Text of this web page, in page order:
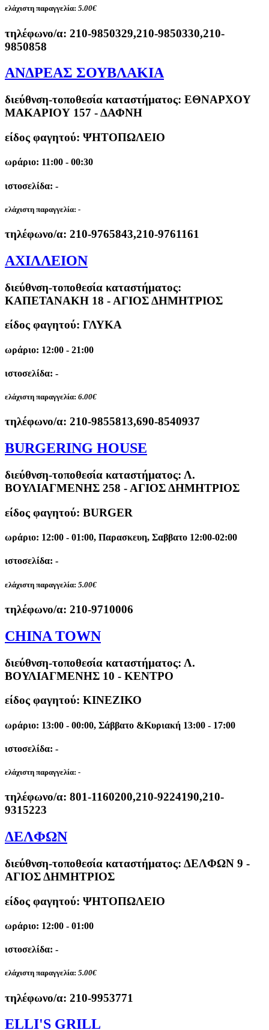
ελάχιστη παραγγελία: 5.00€
τηλέφωνο/α: 210-9850329,210-9850330,210-
9850858
ΑΝΔΡΕΑΣ ΣΟΥΒΛΑΚΙΑ
διεύθνση-τοποθεσία καταστήματος: ΕΘΝΑΡΧΟΥ
ΜΑΚΑΡΙΟΥ 157 - ΔΑΦΝΗ
είδος φαγητού: ΨΗΤΟΠΩΛΕΙΟ
ωράριο: 11:00 - 00:30
ιστοσελίδα: -
ελάχιστη παραγγελία: -
τηλέφωνο/α: 210-9765843,210-9761161
ΑΧΙΛΛΕΙΟΝ
διεύθνση-τοποθεσία καταστήματος:
ΚΑΠΕΤΑΝΑΚΗ 18 - ΑΓΙΟΣ ΔΗΜΗΤΡΙΟΣ
είδος φαγητού: ΓΛΥΚΑ
ωράριο: 12:00 - 21:00
ιστοσελίδα: -
ελάχιστη παραγγελία: 6.00€
τηλέφωνο/α: 210-9855813,690-8540937
BURGERING HOUSE
διεύθνση-τοποθεσία καταστήματος: Λ.
ΒΟΥΛΙΑΓΜΕΝΗΣ 258 - ΑΓΙΟΣ ΔΗΜΗΤΡΙΟΣ
είδος φαγητού: BURGER
ωράριο: 12:00 - 01:00, Παρασκευη, Σαββατο 12:00-02:00
ιστοσελίδα: -
ελάχιστη παραγγελία: 5.00€
τηλέφωνο/α: 210-9710006
CHINA TOWN
διεύθνση-τοποθεσία καταστήματος: Λ.
ΒΟΥΛΙΑΓΜΕΝΗΣ 10 - ΚΕΝΤΡΟ
είδος φαγητού: ΚΙΝΕΖΙΚΟ
ωράριο: 13:00 - 00:00, Σάββατο &Κυριακή 13:00 - 17:00
ιστοσελίδα: -
ελάχιστη παραγγελία: -
τηλέφωνο/α: 801-1160200,210-9224190,210-
9315223
ΔΕΛΦΩΝ
διεύθνση-τοποθεσία καταστήματος: ΔΕΛΦΩΝ 9 -
ΑΓΙΟΣ ΔΗΜΗΤΡΙΟΣ
είδος φαγητού: ΨΗΤΟΠΩΛΕΙΟ
ωράριο: 12:00 - 01:00
ιστοσελίδα: -
ελάχιστη παραγγελία: 5.00€
τηλέφωνο/α: 210-9953771
ELLI'S GRILL